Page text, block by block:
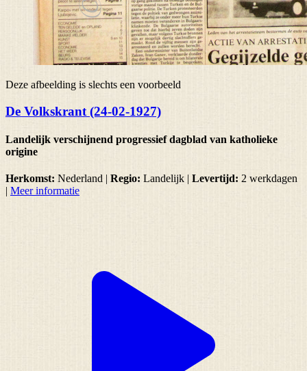
Deze afbeelding is slechts een voorbeeld
De Volkskrant (24-02-1927)
Landelijk verschijnend progressief dagblad van katholieke
origine
Herkomst: Nederland | Regio: Landelijk | Levertijd: 2 werkdagen
| Meer informatie